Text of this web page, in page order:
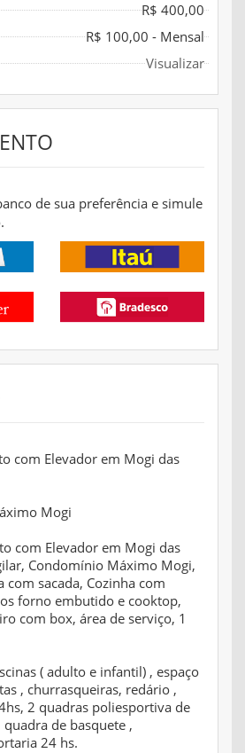
R$ 400,00
R$ 100,00 - Mensal
Visualizar
de sua preferência e simule
com Elevador em Mogi das
Mogi
com Elevador em Mogi das
Condomínio Máximo Mogi,
sacada, Cozinha com
forno embutido e cooktop,
com box, área de serviço, 1
( adulto e infantil) , espaço
, churrasqueiras, redário ,
2 quadras poliesportiva de
de basquete ,
24 hs.